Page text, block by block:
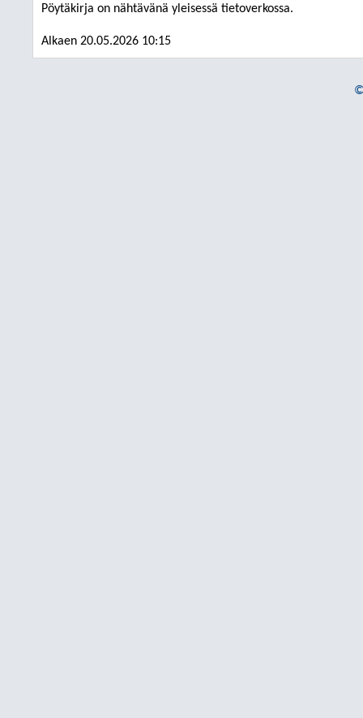
Pöytäkirja on nähtävänä yleisessä tietoverkossa.
Alkaen 20.05.2026 10:15